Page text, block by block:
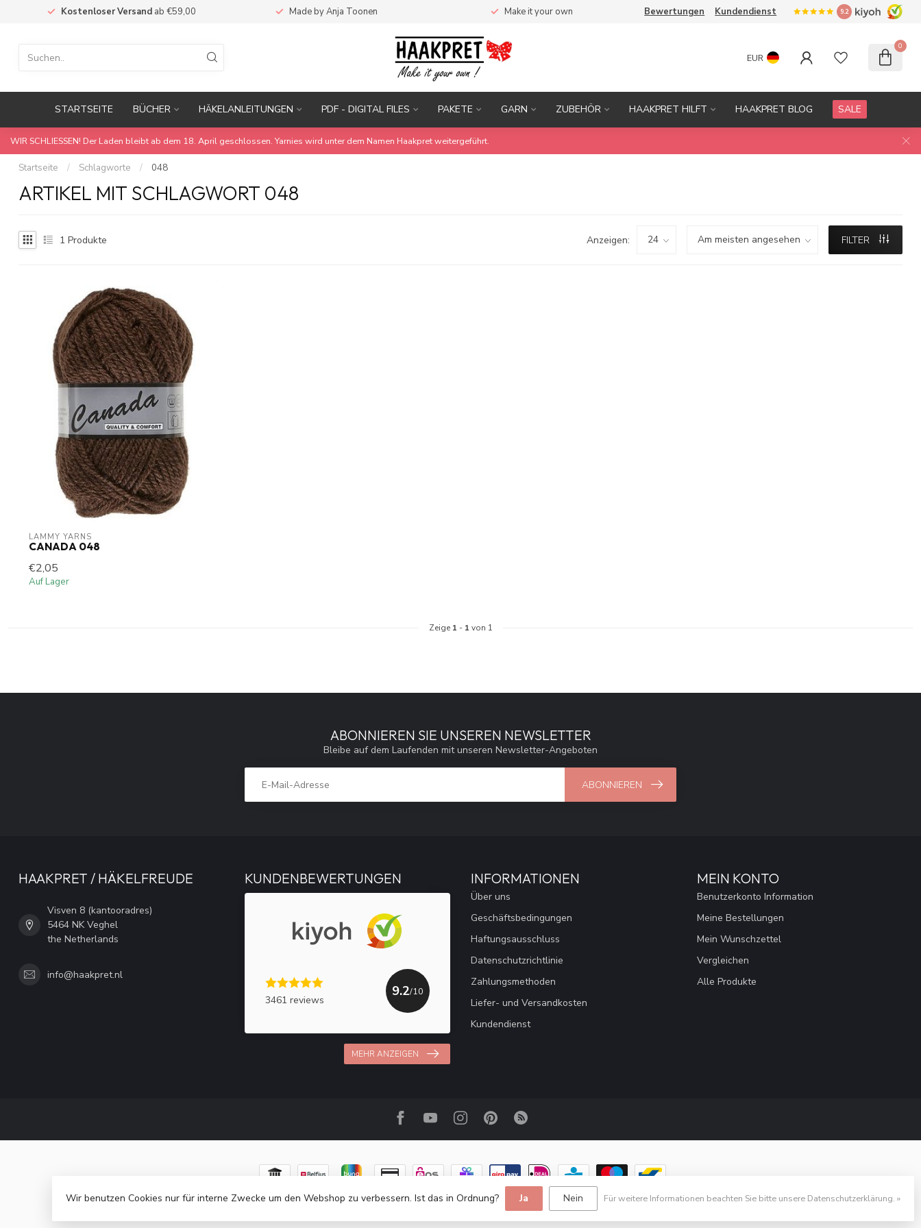
Kostenloser Versand ab €59,00 Made by Anja Toonen Make it your own Bewertungen Kundendienst 9.2
EUR
0
STARTSEITE BÜCHER HÄKELANLEITUNGEN PDF - DIGITAL FILES PAKETE GARN ZUBEHÖR HAAKPRET HILFT HAAKPRET BLOG SALE
WIR SCHLIESSEN! Der Laden bleibt ab dem 18. April geschlossen. Yarnies wird unter dem Namen Haakpret weitergeführt.
Startseite / Schlagworte / 048
ARTIKEL MIT SCHLAGWORT 048
1 Produkte Anzeigen: FILTER
LAMMY YARNS
CANADA 048
€2,05
Auf Lager
Zeige 1 - 1 von 1
ABONNIEREN SIE UNSEREN NEWSLETTER
Bleibe auf dem Laufenden mit unseren Newsletter-Angeboten
ABONNIEREN
HAAKPRET / HÄKELFREUDE
Visven 8 (kantooradres)
5464 NK Veghel
the Netherlands
info@haakpret.nl
KUNDENBEWERTUNGEN
3461 reviews
9.2/10
MEHR ANZEIGEN
INFORMATIONEN
Über uns
Geschäftsbedingungen
Haftungsausschluss
Datenschutzrichtlinie
Zahlungsmethoden
Liefer- und Versandkosten
Kundendienst
MEIN KONTO
Benutzerkonto Information
Meine Bestellungen
Mein Wunschzettel
Vergleichen
Alle Produkte
© Copyright 2026 Haakpret / Häkelfreude
Wir benutzen Cookies nur für interne Zwecke um den Webshop zu verbessern. Ist das in Ordnung? Ja Nein Für weitere Informationen beachten Sie bitte unsere Datenschutzerklärung. »